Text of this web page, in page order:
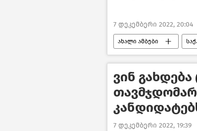
7 დეკემბერი 2022, 20:04
ახალი ამბები
პოლიტიკა საქართველოში
ვინ
7 დეკემბერი 2022, 19:39